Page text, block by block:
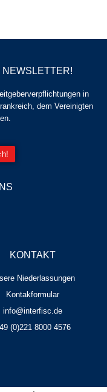
KONTAKT
Niederlassungen
Kontakformular
info@interfisc.de
(0)221 8000 4576
in
dem Vereinigten